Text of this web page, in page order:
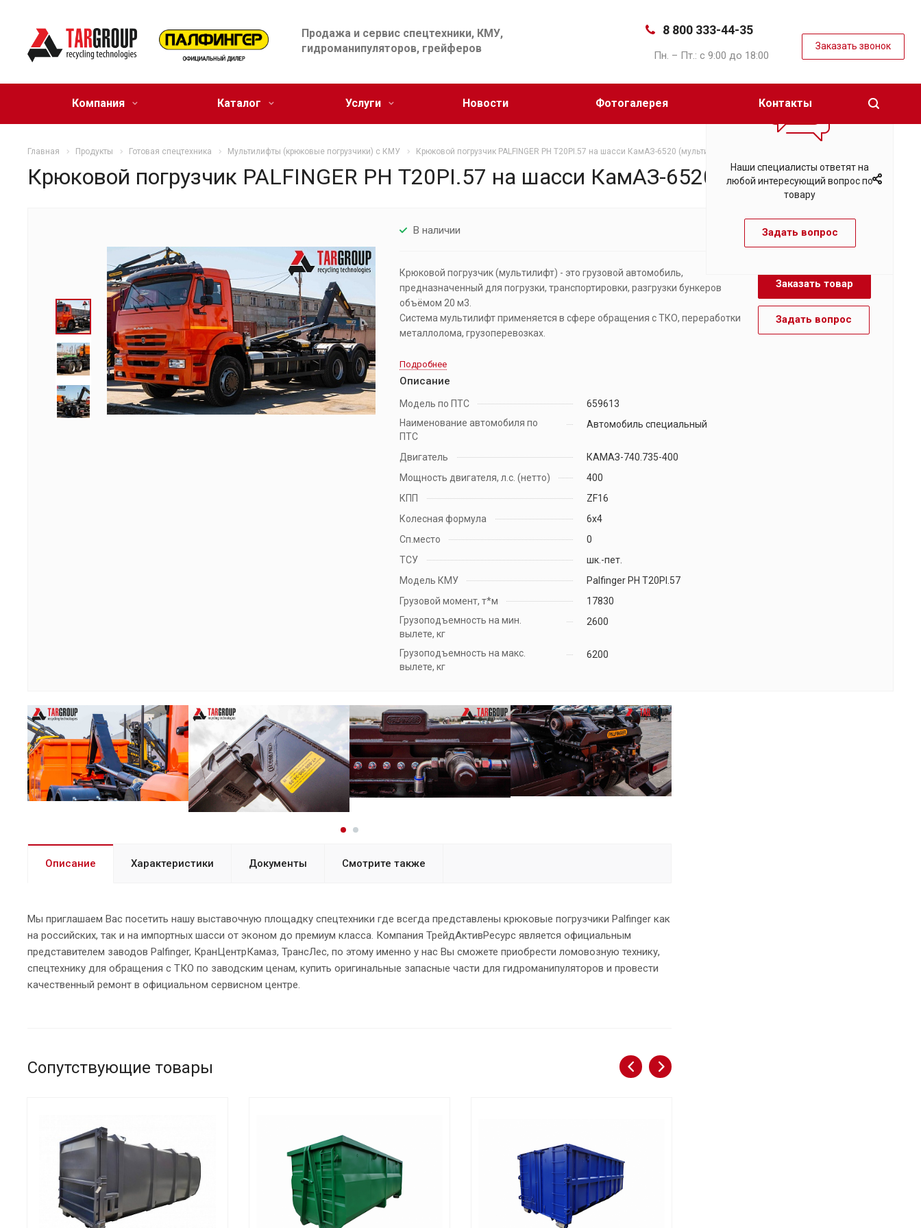
Продажа и сервис спецтехники, КМУ,
гидроманипуляторов, грейферов
8 800 333-44-35
Пн. – Пт.: с 9:00 до 18:00
Заказать звонок
Компания Каталог Услуги Новости Фотогалерея Контакты
Главная Продукты Готовая спецтехника Мультилифты (крюковые погрузчики) с КМУ Крюковой погрузчик PALFINGER РН Т20РI.57 на шасси КамАЗ-6520 (мультилифт)
Крюковой погрузчик PALFINGER РН Т20РI.57 на шасси КамАЗ-6520 (мультилифт)
В наличии
Крюковой погрузчик (мультилифт) - это грузовой автомобиль,
предназначенный для погрузки, транспортировки, разгрузки бункеров
объёмом 20 м3.
Система мультилифт применяется в сфере обращения с ТКО, переработки
металлолома, грузоперевозках.
Подробнее
Описание
Модель по ПТС
659613
Наименование автомобиля по
ПТС
Автомобиль специальный
Двигатель
КАМАЗ-740.735-400
Мощность двигателя, л.с. (нетто)
400
КПП
ZF16
Колесная формула
6х4
Сп.место
0
ТСУ
шк.-пет.
Модель КМУ
Palfinger РН Т20РI.57
Грузовой момент, т*м
17830
Грузоподъемность на мин.
вылете, кг
2600
Грузоподъемность на макс.
вылете, кг
6200
Заказать товар
Задать вопрос
Описание Характеристики Документы Смотрите также
Мы приглашаем Вас посетить нашу выставочную площадку спецтехники где всегда представлены крюковые погрузчики Palfinger как
на российских, так и на импортных шасси от эконом до премиум класса. Компания ТрейдАктивРесурс является официальным
представителем заводов Palfinger, КранЦентрКамаз, ТрансЛес, по этому именно у нас Вы сможете приобрести ломовозную технику,
спецтехнику для обращения с ТКО по заводским ценам, купить оригинальные запасные части для гидроманипуляторов и провести
качественный ремонт в официальном сервисном центре.
Сопутствующие товары
Наши специалисты ответят на
любой интересующий вопрос по
товару
Задать вопрос